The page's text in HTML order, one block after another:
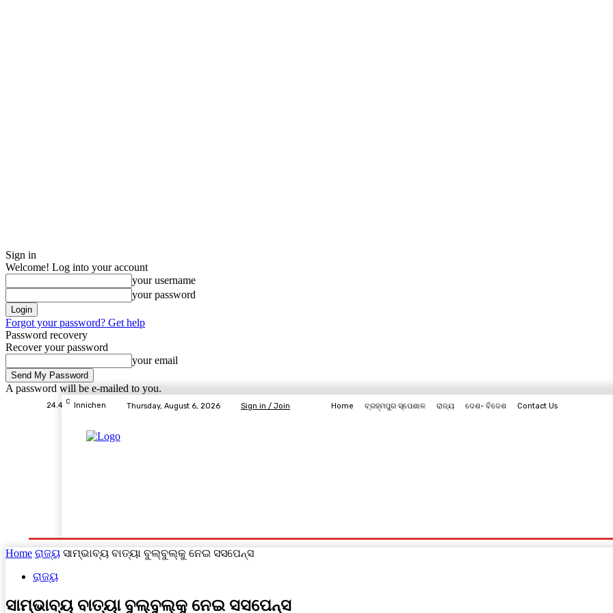
Sign in
Welcome! Log into your account
your username
your password
Forgot your password? Get help
Password recovery
Recover your password
your email
A password will be e-mailed to you.
24.4 C Innichen Thursday, August 6, 2026 Sign in / Join Home ବ୍ରହ୍ମପୁର ସ୍ପେଶାଳ ରାଜ୍ୟ ଦେଶ- ବିଦେଶ Contact Us
Home ରାଜ୍ୟ ସାମ୍ଭାବ୍ୟ ବାତ୍ୟା ବୁଲ୍‌ବୁଲ୍‌କୁ ନେଇ ସସପେନ୍ସ
ରାଜ୍ୟ
ସାମ୍ଭାବ୍ୟ ବାତ୍ୟା ବୁଲ୍‌ବୁଲ୍‌କୁ ନେଇ ସସପେନ୍ସ